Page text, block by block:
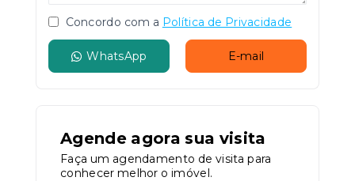
Concordo com a Política de Privacidade
WhatsApp E-mail
Agende agora sua visita
Faça um agendamento de visita para
conhecer melhor o imóvel.